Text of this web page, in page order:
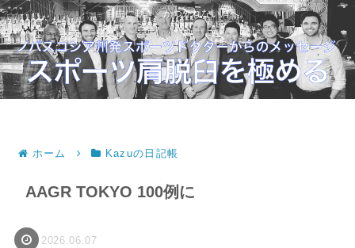
自由に動き、かつ外れない肩へ。
ホーム Kazuの日記帳
AAGR TOKYO 100例に
2026.06.07